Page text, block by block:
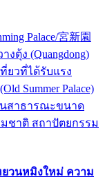
Palace/宮新園
ตุ้ง (Quangdong)
ยวที่ได้รับแรง
Summer Palace)
สาธารณะขนาด
ชาติ สถาปัตยกรรม
ยวนหมิงใหม่ ความ